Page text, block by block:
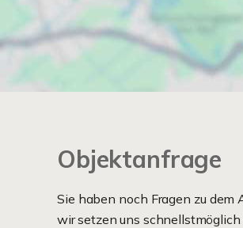
Objektanfrage
Sie haben noch Fragen zu
wir setzen uns